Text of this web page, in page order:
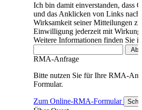
Ich bin damit einverstanden, dass
und das Anklicken von Links
Wirksamkeit seiner Mitteilungen
Einwilligung jederzeit mit
Weitere Informationen finden Sie
RMA-Anfrage
Bitte nutzen Sie für Ihre RMA-
Formular.
Zum Online-RMA-Formular